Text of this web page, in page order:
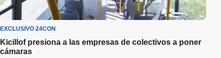
EXCLUSIVO 24CON
Kicillof presiona a las empresas de colectivos a poner
cámaras